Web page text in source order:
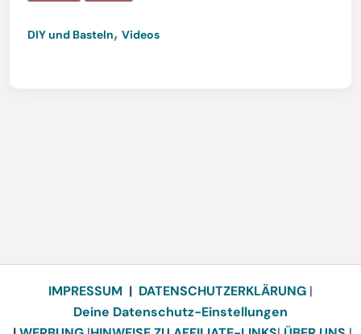
DIY und Basteln, Videos
IMPRESSUM | DATENSCHUTZERKLÄRUNG |
Deine Datenschutz-Einstellungen